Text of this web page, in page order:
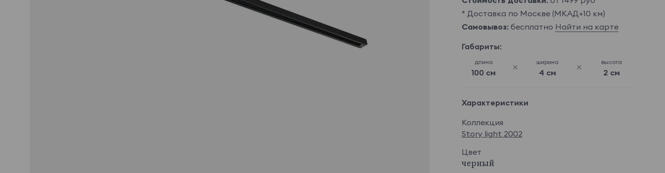
* Доставка по Москве (МКАД+10 км)
Самовывоз:бесплатно Найти на карте
Габариты:
длина
100 см
ширина
4 см
высота
2 см
Характеристики
Коллекция
Story light 2002
Цвет
черный